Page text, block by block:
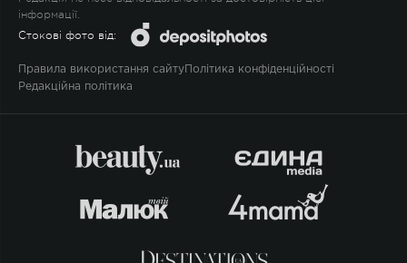
інформації.
Стокові фото від:
Правила використання сайту Політика конфіденційності
Редакційна політика